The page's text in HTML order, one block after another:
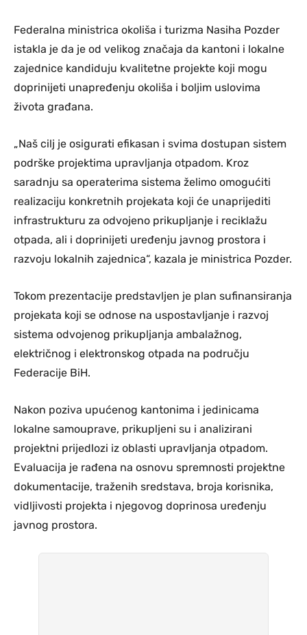
Federalna ministrica okoliša i turizma Nasiha Pozder
istakla je da je od velikog značaja da kantoni i lokalne
zajednice kandiduju kvalitetne projekte koji mogu
doprinijeti unapređenju okoliša i boljim uslovima
života građana.
„Naš cilj je osigurati efikasan i svima dostupan sistem
podrške projektima upravljanja otpadom. Kroz
saradnju sa operaterima sistema želimo omogućiti
realizaciju konkretnih projekata koji će unaprijediti
infrastrukturu za odvojeno prikupljanje i reciklažu
otpada, ali i doprinijeti uređenju javnog prostora i
razvoju lokalnih zajednica“, kazala je ministrica Pozder.
Tokom prezentacije predstavljen je plan sufinansiranja
projekata koji se odnose na uspostavljanje i razvoj
sistema odvojenog prikupljanja ambalažnog,
električnog i elektronskog otpada na području
Federacije BiH.
Nakon poziva upućenog kantonima i jedinicama
lokalne samouprave, prikupljeni su i analizirani
projektni prijedlozi iz oblasti upravljanja otpadom.
Evaluacija je rađena na osnovu spremnosti projektne
dokumentacije, traženih sredstava, broja korisnika,
vidljivosti projekta i njegovog doprinosa uređenju
javnog prostora.